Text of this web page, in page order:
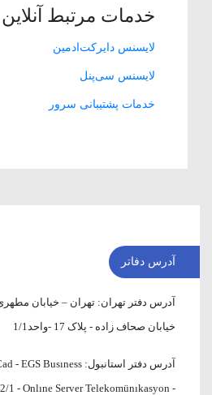
خدمات مرتبط آنلاین
لایسنس دایرکت‌ادمین
لایسنس سی‌پنل
خدمات پشتیبانی سرور
آدرس دفاتر
آدرس دفتر تهران: تهران – خیابان مطهری -
خیابان صحاف زاده - پلاک 17 -واحد1/1
آدرس دفتر استانبول: Cad - EGS Busıness
12/1 - Onlıne Server Telekomünıkasyon -